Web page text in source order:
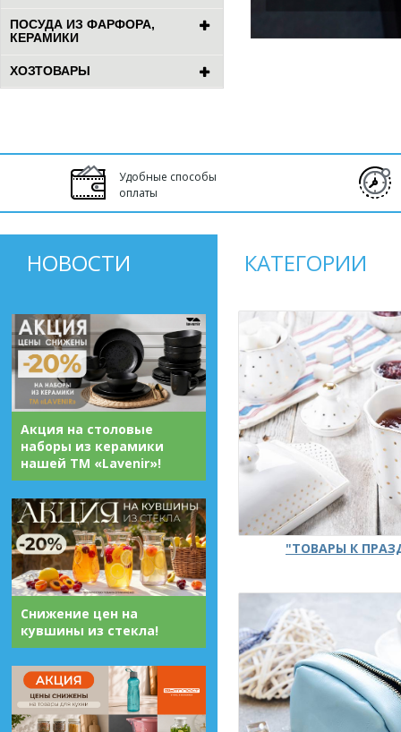
ПОСУДА ИЗ ФАРФОРА,
КЕРАМИКИ
ХОЗТОВАРЫ
Удобные способы
оплаты
НОВОСТИ
Акция на столовые
наборы из керамики
нашей ТМ «Lavenir»!
Снижение цен на
кувшины из стекла!
КАТЕГОРИИ
"ТОВАРЫ К